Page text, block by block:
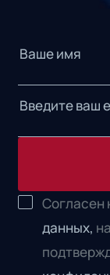
Согласен
данных,